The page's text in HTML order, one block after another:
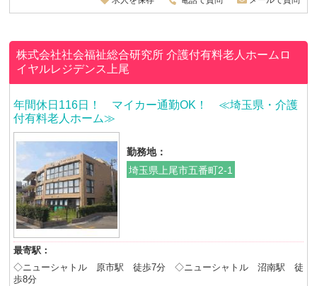
株式会社社会福祉総合研究所介護付有料老人ホームロ
イヤルレジデンス上尾
年間休日116日！ マイカー通勤OK！ ≪埼玉県・介護
付有料老人ホーム≫
勤務地：
埼玉県上尾市五番町2-1
最寄駅：
◇ニューシャトル 原市駅 徒歩7分 ◇ニューシャトル 沼南駅 徒
歩8分